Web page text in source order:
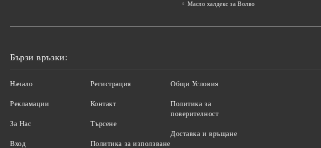
Масло халдекс за Волво
Бързи връзки:
Начало
Рекламации
За Нас
Вход
Регистрация
Контакт
Търсене
Политика за използване
Общи Условия
Политика за
поверителност
Доставка и връщане